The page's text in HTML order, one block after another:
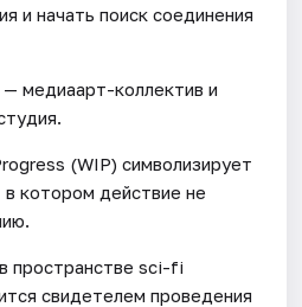
и начать поиск соединения
медиаарт-коллектив и
(WIP) символизирует
котором действие не
пространстве sci-fi
свидетелем проведения